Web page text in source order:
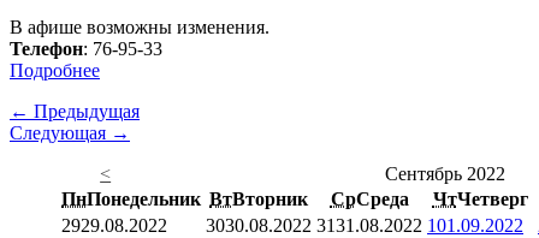
В афише возможны изменения.
Телефон: 76-95-33
Подробнее
← Предыдущая
Следующая →
<
Сентябрь 2022
ПнПонедельник ВтВторник СрСреда ЧтЧетверг
2929.08.2022 3030.08.2022 3131.08.2022 101.09.2022